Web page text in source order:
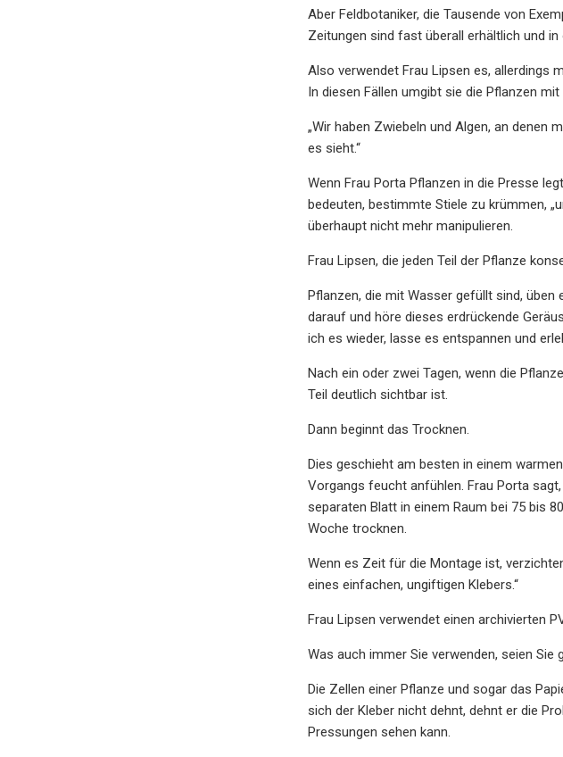
Aber Feldbotaniker, die Tausende von
Zeitungen sind fast überall erhältlich und in
Also verwendet Frau Lipsen es, allerdings
In diesen Fällen umgibt sie die Pflanzen
„Wir haben Zwiebeln und Algen, an denen
es sieht.“
Wenn Frau Porta Pflanzen in die Presse
bedeuten, bestimmte Stiele zu krümmen,
überhaupt nicht mehr manipulieren.
Frau Lipsen, die jeden Teil der Pflanze
Pflanzen, die mit Wasser gefüllt sind, üben
darauf und höre dieses erdrückende
ich es wieder, lasse es entspannen und
Nach ein oder zwei Tagen, wenn die
Teil deutlich sichtbar ist.
Dann beginnt das Trocknen.
Dies geschieht am besten in einem
Vorgangs feucht anfühlen. Frau Porta
separaten Blatt in einem Raum bei 75 bis
Woche trocknen.
Wenn es Zeit für die Montage ist,
eines einfachen, ungiftigen Klebers.“
Frau Lipsen verwendet einen archivierten
Was auch immer Sie verwenden, seien
Die Zellen einer Pflanze und sogar das
sich der Kleber nicht dehnt, dehnt er die
Pressungen sehen kann.